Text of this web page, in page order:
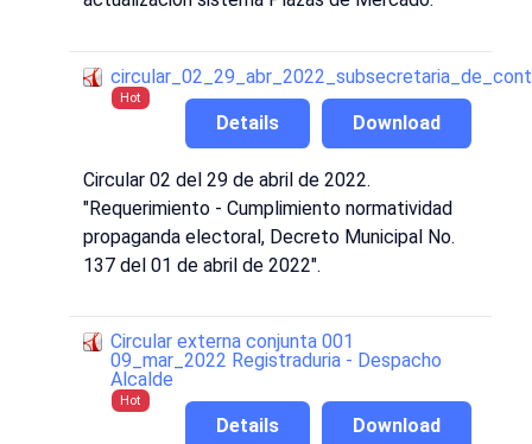
Hot
Download
Details
Circular 02 del 29 de abril de 2022.
"Requerimiento - Cumplimiento normatividad
propaganda electoral, Decreto Municipal No.
137 del 01 de abril de 2022".
Circular externa conjunta 001
09_mar_2022 Registraduria - Despacho
Alcalde
Hot
Download
Details